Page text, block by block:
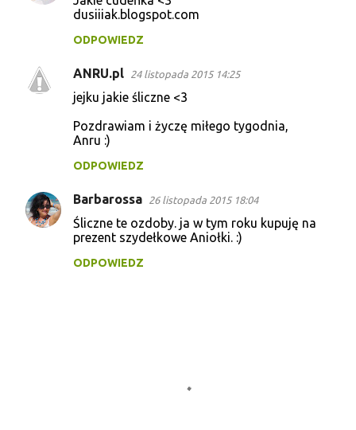
dusiiiak.blogspot.com
ODPOWIEDZ
ANRU.pl 24 listopada 2015 14:25
jejku jakie śliczne <3
Pozdrawiam i życzę miłego tygodnia,
Anru :)
ODPOWIEDZ
Barbarossa 26 listopada 2015 18:04
Śliczne te ozdoby. ja w tym roku kupuję na
prezent szydełkowe Aniołki. :)
ODPOWIEDZ